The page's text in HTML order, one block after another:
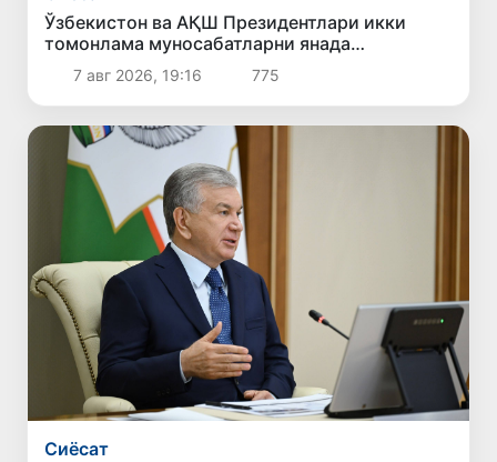
Ўзбекистон ва АҚШ Президентлари икки
томонлама муносабатларни янада
мустаҳкамлаш истиқболларини муҳокама
қилдилар
7 авг 2026, 19:16 775
Сиёсат